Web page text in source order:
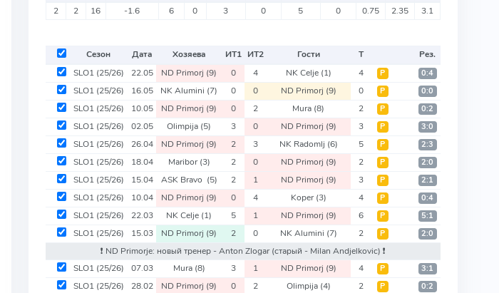
2 2 16 -1.6 6 0 3 0 5 0 0.75 2.35 3.1
Сезон Дата Хозяева ИТ1 ИТ2 Гости Т
Рез.
SLO1 (25/26) 22.05 ND Primorj (9) 0 4 NK Celje (1) 4 Р 0:4
SLO1 (25/26) 16.05 NK Alumini (7) 0 0 ND Primorj (9) 0 Р 0:0
SLO1 (25/26) 10.05 ND Primorj (9) 0 2 Mura (8) 2 Р 0:2
SLO1 (25/26) 02.05 Olimpija (5) 3 0 ND Primorj (9) 3 Р 3:0
SLO1 (25/26) 26.04 ND Primorj (9) 2 3 NK Radomlj (6) 5 Р 2:3
SLO1 (25/26) 18.04 Maribor(3) 2 0 ND Primorj (9) 2 Р 2:0
SLO1 (25/26) 15.04 ASK Bravo (5) 2 1 ND Primorj (9) 3 Р 2:1
SLO1 (25/26) 10.04 ND Primorj (9) 0 4 Koper(3) 4 Р 0:4
SLO1 (25/26) 22.03 NK Celje (1) 5 1 ND Primorj (9) 6 Р 5:1
SLO1 (25/26) 15.03 ND Primorj (9) 2 0 NK Alumini (7) 2 Р 2:0
❗️ ND Primorje: новый тренер - Anton Zlogar(старый - Milan Andjelkovic) ❗️
SLO1 (25/26) 07.03 Mura (8) 3 1 ND Primorj (9) 4 Р 3:1
SLO1 (25/26) 28.02 ND Primorj (9) 0 2 Olimpija (4) 2 Р 0:2